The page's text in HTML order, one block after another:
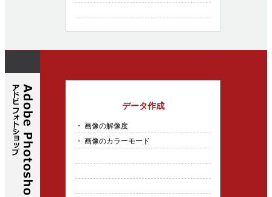
データ作成
・ 画像の解像度
・ 画像のカラーモード